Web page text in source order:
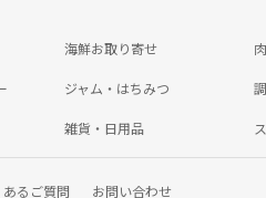
海鮮お取り寄せ
ジャム・はちみつ
雑貨・日用品
あるご質問 お問い合わせ